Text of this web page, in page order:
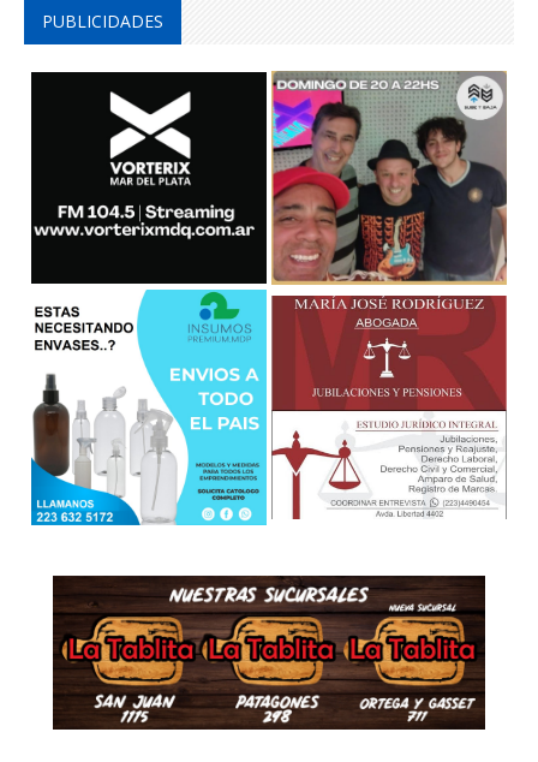
PUBLICIDADES